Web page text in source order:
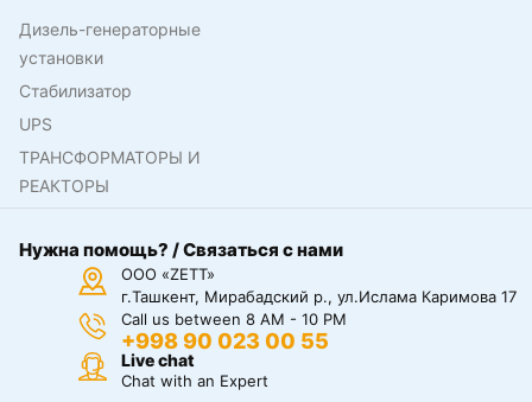
Дизель-генераторные
установки
Стабилизатор
UPS
ТРАНСФОРМАТОРЫ И
РЕАКТОРЫ
Нужна помощь? / Связаться с нами
ООО «ZETT»
г.Ташкент, Мирабадский р., ул.Ислама Каримова 17
Call us between 8 AM - 10 PM
+998 90 023 00 55
Live chat
Chat with an Expert